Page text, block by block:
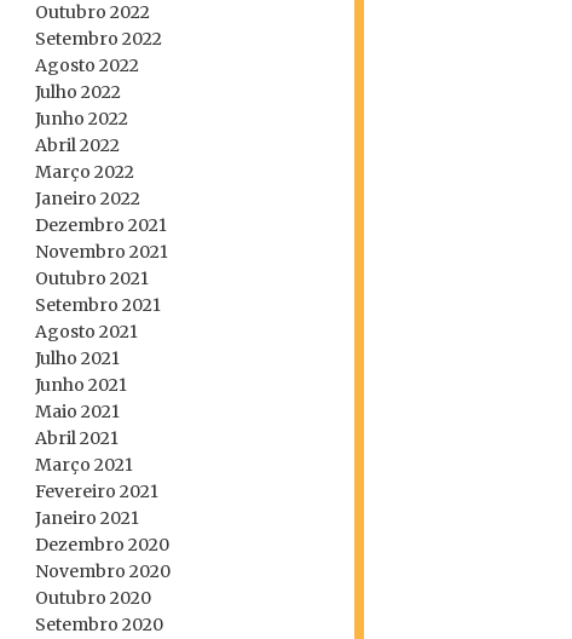
Outubro 2022
Setembro 2022
Agosto 2022
Julho 2022
Junho 2022
Abril 2022
Março 2022
Janeiro 2022
Dezembro 2021
Novembro 2021
Outubro 2021
Setembro 2021
Agosto 2021
Julho 2021
Junho 2021
Maio 2021
Abril 2021
Março 2021
Fevereiro 2021
Janeiro 2021
Dezembro 2020
Novembro 2020
Outubro 2020
Setembro 2020